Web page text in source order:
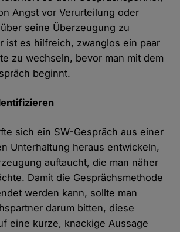
Angst vor Verurteilung oder
seine Überzeugung zu
ist es hilfreich, zwanglos ein paar
zu wechseln, bevor man mit dem
beginnt.
sich ein SW-Gespräch aus einer
Unterhaltung heraus entwickeln,
auftaucht, die man näher
Damit die Gesprächsmethode
werden kann, sollte man
darum bitten, diese
eine kurze, knackige Aussage